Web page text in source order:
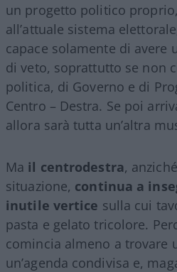
un progetto politico
all’attuale sistema
capace solamente di avere
di veto, soprattutto se non
politica, di Governo e di
Centro – Destra. Se poi
allora sarà tutta un’altra
Ma il centrodestra,
situazione, continua a
inutile vertice sulla cui
pasta e gelato tricolore.
comincia almeno a trovare
un’agenda condivisa e,